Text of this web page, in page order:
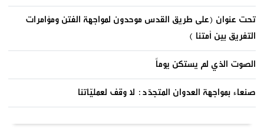
تحت عنوان (على طريق القدس موحدون لمواجهة الفتن ومؤامرات
التفريق بين أمتنا )
الصوت الذي لم يستكن يوماً
صنعاء بمواجهة العدوان المتجدّد: لا وقف لعمليّاتنا